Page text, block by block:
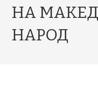
НА
НАРОД